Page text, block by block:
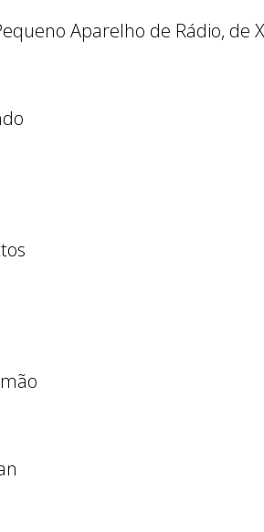
Aparelho de Rádio, de